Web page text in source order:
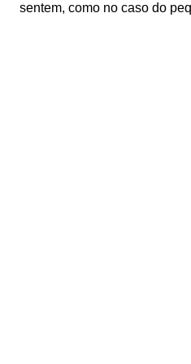
sentem, como no caso do